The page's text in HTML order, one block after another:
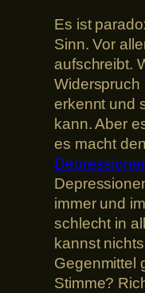
Es ist
Sinn. Vor
aufschreibt.
Widerspruch
erkennt und
kann. Aber
es macht den
immer und
schlecht in
kannst
Gegenmittel
Stimme?